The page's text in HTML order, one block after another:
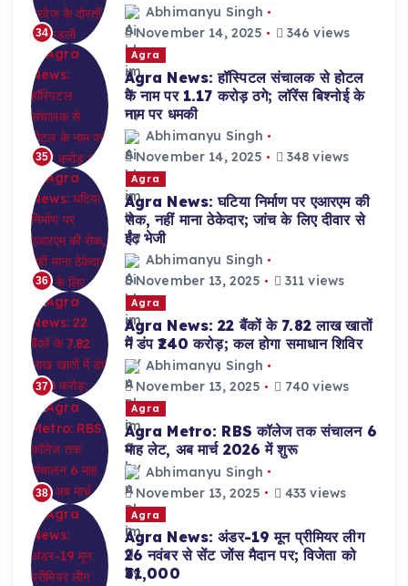
34
Abhimanyu Singh
November 14, 2025
346 views
35
Agra
Agra News: हॉस्पिटल संचालक से होटल
के नाम पर 1.17 करोड़ ठगे; लॉरेंस बिश्नोई के
नाम पर धमकी
Abhimanyu Singh
November 14, 2025
348 views
36
Agra
Agra News: घटिया निर्माण पर एआरएम की
रोक, नहीं माना ठेकेदार; जांच के लिए दीवार से
ईंट भेजी
Abhimanyu Singh
November 13, 2025
311 views
37
Agra
Agra News: 22 बैंकों के 7.82 लाख खातों
में डंप ₹240 करोड़; कल होगा समाधान शिविर
Abhimanyu Singh
November 13, 2025
740 views
38
Agra
Agra Metro: RBS कॉलेज तक संचालन 6
माह लेट, अब मार्च 2026 में शुरू
Abhimanyu Singh
November 13, 2025
433 views
Agra
Agra News: अंडर-19 मून प्रीमियर लीग
26 नवंबर से सेंट जोंस मैदान पर; विजेता को
₹31,000